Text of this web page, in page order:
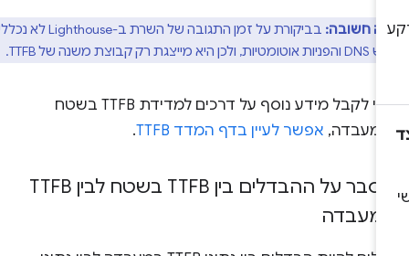
חשובה:
בביקורת על זמן התגובה של השרת ב-Lighthouse לא נכללים
כדי לקבל מידע נוסף על דרכים למדידת TTFB בשטח
אפשר לעיין בדף המדד TTFB .
הסבר על ההבדלים בין TTFB בשטח לבין TTFB